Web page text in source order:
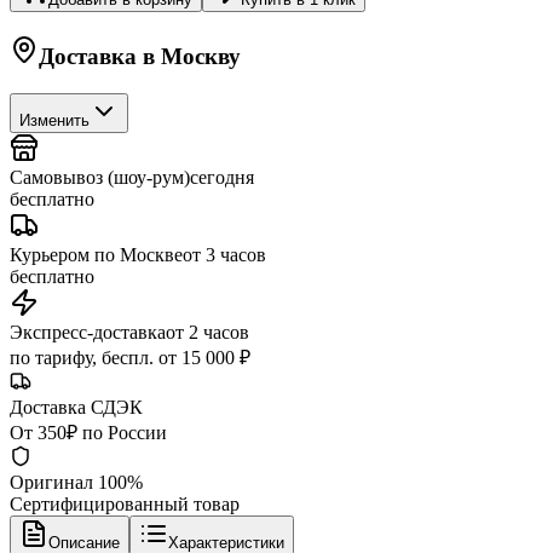
Доставка в Москву
Изменить
Самовывоз (шоу-рум)сегодня
бесплатно
Курьером по Москвеот 3 часов
бесплатно
Экспресс-доставкаот 2 часов
по тарифу, беспл. от 15 000 ₽
Доставка СДЭК
От 350₽ по России
Оригинал 100%
Сертифицированный товар
Описание Характеристики